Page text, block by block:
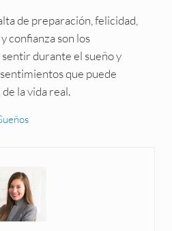
de preparación, felicidad,
confianza son los
durante el sueño y
que puede
la vida real.